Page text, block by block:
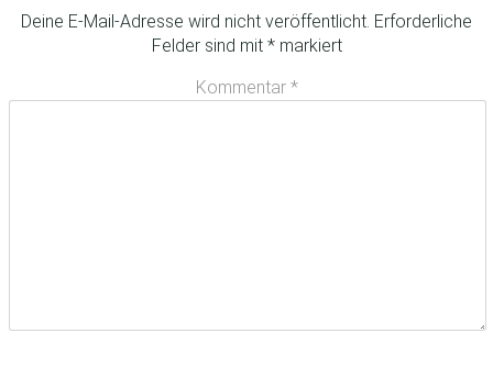
Deine E-Mail-Adresse wird nicht veröffentlicht. Erforderliche
Felder sind mit *markiert
Kommentar *